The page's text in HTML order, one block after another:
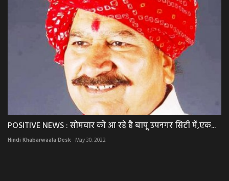
POSITIVE NEWS : सोमवार को आ रहे है बापू उपनगर सिटी में,एक...
Hindi Khabarwaala Desk May 30, 2022